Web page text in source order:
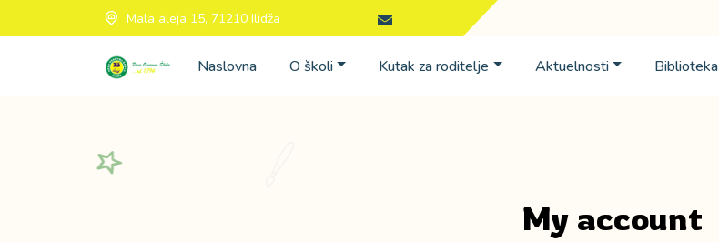
Mala aleja 15, 71210 Ilidža
Naslovna O školi Kutak za roditelje Aktuelnosti Biblioteka
My account